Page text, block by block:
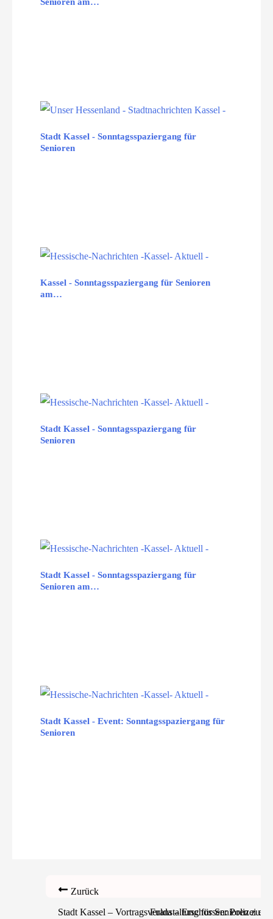
Stadt Kassel - Sonntagsspaziergang für
Senioren
Kassel - Sonntagsspaziergang für Senioren
am…
Stadt Kassel - Sonntagsspaziergang für
Senioren
Stadt Kassel - Sonntagsspaziergang für
Senioren am…
Stadt Kassel - Event: Sonntagsspaziergang für
Senioren
Zurück
Stadt Kassel – Vortragsveranstaltung für Senioren
Fulda – Erschossen: Polizei